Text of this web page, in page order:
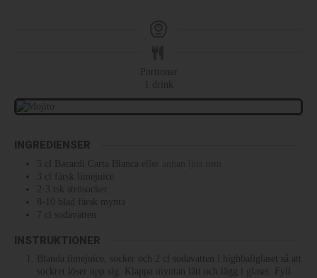
Portioner
drink
INGREDIENSER
5 Bacardi Carta Blanca
färsk limejuice
2-3
tsk
strösocker
8-10
blad
färsk mynta
7
sodavatten
INSTRUKTIONER
Blanda limejuice, socker och 2 cl sodavatten i highballglaset så att
sockret löser upp sig. Klappa myntan lätt och lägg i glaset. Fyll